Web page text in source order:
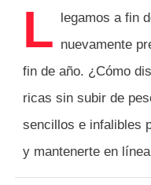
L legamos a fin
nuevamente
fin de año. ¿Cómo
ricas sin subir de
sencillos e infalibles
y mantenerte en